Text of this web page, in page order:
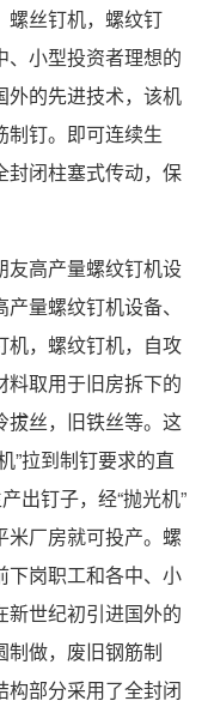
螺丝钉机，螺纹钉
、小型投资者理想的
外的先进技术，该机
制钉。即可连续生
封闭柱塞式传动，保
友高产量螺纹钉机设
量螺纹钉机设备、
机，螺纹钉机，自攻
料取用于旧房拆下的
拔丝，旧铁丝等。这
”拉到制钉要求的直
出钉子，经“抛光机”
米厂房就可投产。螺
下岗职工和各中、小
新世纪初引进国外的
制做，废旧钢筋制
构部分采用了全封闭